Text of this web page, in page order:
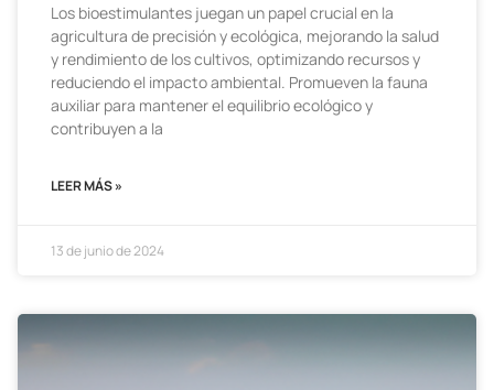
Los bioestimulantes juegan un papel crucial en la
agricultura de precisión y ecológica, mejorando la salud
y rendimiento de los cultivos, optimizando recursos y
reduciendo el impacto ambiental. Promueven la fauna
auxiliar para mantener el equilibrio ecológico y
contribuyen a la
LEER MÁS »
13 de junio de 2024